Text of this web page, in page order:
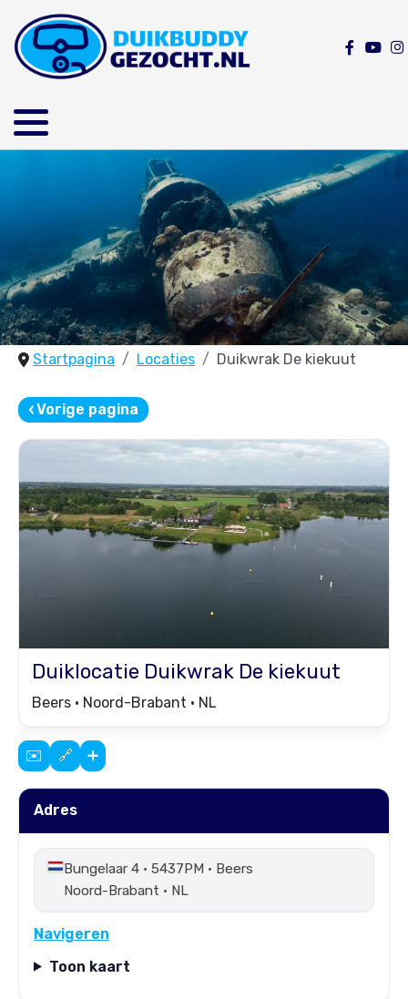
Startpagina Locaties Duikwrak De kiekuut
‹Vorige pagina
Duiklocatie Duikwrak De kiekuut
Beers • Noord-Brabant • NL
✉️ 🔗 ➕
Adres
Bungelaar 4 • 5437PM • Beers
Noord-Brabant • NL
Navigeren
Toon kaart